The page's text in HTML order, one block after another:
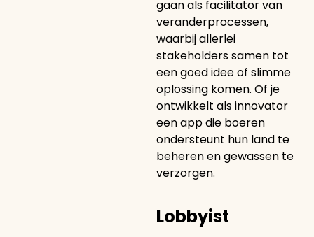
gaan als facilitator van
veranderprocessen,
waarbij allerlei
stakeholders samen tot
een goed idee of slimme
oplossing komen. Of je
ontwikkelt als innovator
een app die boeren
ondersteunt hun land te
beheren en gewassen te
verzorgen.
Lobbyist